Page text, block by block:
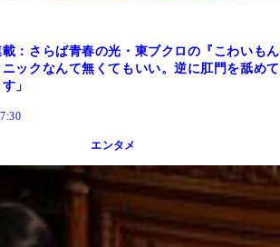
載：さらば青春の光・東ブクロの『こわいもん
ックなんて無くてもいい。逆に肛門を舐めて
」
エンタメ